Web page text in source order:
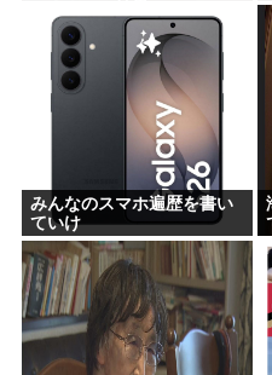
みんなのスマホ遍歴を書い
ていけ